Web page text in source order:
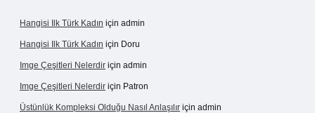
Hangisi Ilk Türk Kadın için admin
Hangisi Ilk Türk Kadın için Doru
Imge Çeşitleri Nelerdir için admin
Imge Çeşitleri Nelerdir için Patron
Üstünlük Kompleksi Olduğu Nasıl Anlaşılır için admin